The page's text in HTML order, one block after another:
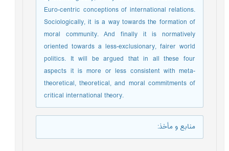
Euro-centric conceptions of international relations.
Sociologically, it is a way towards the formation of
moral community. And finally it is normatively
oriented towards a less-exclusionary, fairer world
politics. It will be argued that in all these four
aspects it is more or less consistent with meta-
theoretical, theoretical, and moral commitments of
critical international theory.
منابع و مأخذ: